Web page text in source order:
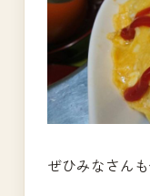
ぜひみなさん